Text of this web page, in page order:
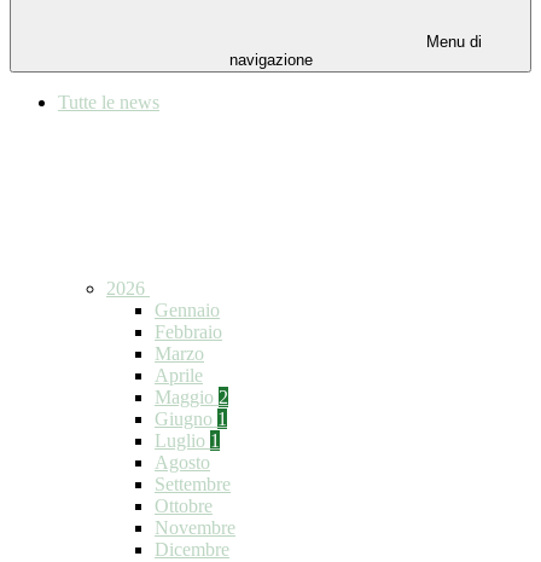
Menu di
navigazione
Tutte le news
2026
Gennaio
Febbraio
Marzo
Aprile
Maggio 2
Giugno 1
Luglio 1
Agosto
Settembre
Ottobre
Novembre
Dicembre